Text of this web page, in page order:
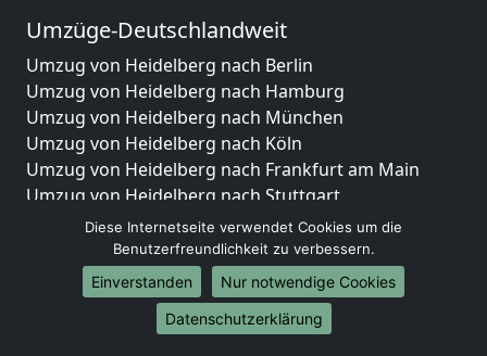
Umzüge-Deutschlandweit
Umzug von Heidelberg nach Berlin
Umzug von Heidelberg nach Hamburg
Umzug von Heidelberg nach München
Umzug von Heidelberg nach Köln
Umzug von Heidelberg nach Frankfurt am Main
Umzug von Heidelberg nach Stuttgart
Umzug von Heidelberg nach Düsseldorf
Umzug von Heidelberg nach Leipzig
Umzug von Heidelberg nach Dortmund
Umzug von Heidelberg nach Essen
Umzug von Heidelberg nach Bremen
Diese Internetseite verwendet Cookies um die
Benutzerfreundlichkeit zu verbessern.
Einverstanden
Nur notwendige Cookies
Datenschutzerklärung